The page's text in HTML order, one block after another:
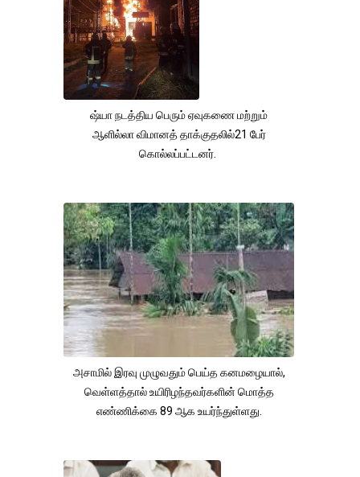
ஷ்யா நடத்திய பெரும் ஏவுகணை மற்றும்
ஆளில்லா விமானத் தாக்குதலில்21 பேர்
கொல்லப்பட்டனர்.
அசாமில் இரவு முழுவதும் பெய்த கனமழையால்,
வெள்ளத்தால் உயிரிழந்தவர்களின் மொத்த
எண்ணிக்கை 89 ஆக உயர்ந்துள்ளது.